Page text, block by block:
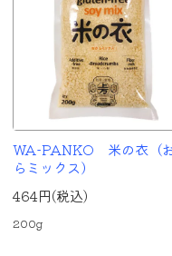
WA-PANKO 米の衣（
らミックス）
464円(税込)
200g